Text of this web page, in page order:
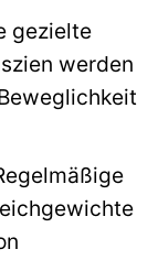
gezielte
werden